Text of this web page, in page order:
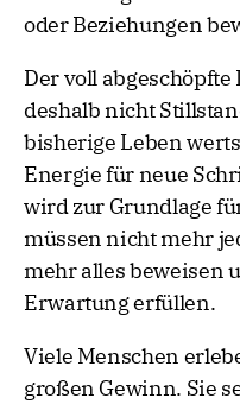
oder Beziehungen
Der voll
deshalb nicht
bisherige Leben
Energie für neue
wird zur Grundlage
müssen nicht mehr
mehr alles beweisen
Erwartung erfüllen.
Viele Menschen
großen Gewinn. Sie